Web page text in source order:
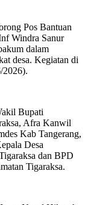
Pos Bantuan
Windra Sanur
dalam
desa. Kegiatan di
2026).
Bupati
Afra Kanwil
Kab Tangerang,
Desa
dan BPD
Tigaraksa.